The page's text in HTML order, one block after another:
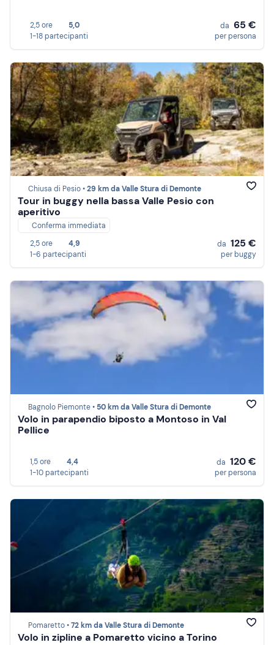
2,5 ore
5,0
1-18 partecipanti
da 65 €
per persona
Chiusa di Pesio •29 km da Valle Stura di Demonte
Tour in buggy nella bassa Valle Pesio con
aperitivo
Conferma immediata
2,5 ore
4,9
1-6 partecipanti
da 125 €
per buggy
Bagnolo Piemonte • 50 km da Valle Stura di Demonte
Volo in parapendio biposto a Montoso in Val
Pellice
1,5 ore
4,4
1-10 partecipanti
da 120 €
per persona
Pomaretto •72 km da Valle Stura di Demonte
Volo in zipline a Pomaretto vicino a Torino